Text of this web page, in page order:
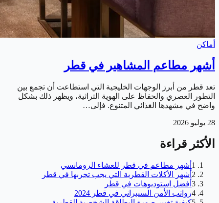
أماكن
أشهر مطاعم المشاهير في قطر
تعد قطر من أبرز الوجهات الخليجية التي استطاعت أن تجمع بين
التطور العصري والحفاظ على الهوية التراثية، ويظهر ذلك بشكل
واضح في مشهدها الغذائي المتنوع. فإلى…
28 يوليو 2026
الأكثر قراءة
1 أشهر مطاعم في قطر للعشاء الرومانسي
2 أشهر الأكلات القطرية التي يجب تجربها في قطر
3 أفضل استوديوهات في قطر
4رواتب الأمن السيبراني في قطر 2024